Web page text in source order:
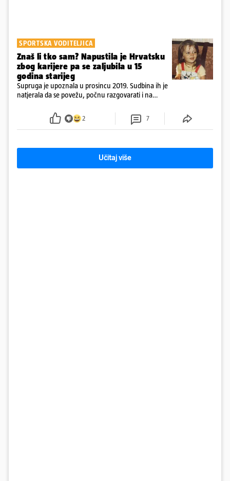
SPORTSKA VODITELJICA
Znaš li tko sam? Napustila je Hrvatsku
zbog karijere pa se zaljubila u 15
godina starijeg
Supruga je upoznala u prosincu 2019. Sudbina ih je
natjerala da se povežu, počnu razgovarati i na
2 7
Učitaj više